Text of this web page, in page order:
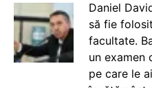
Daniel
să fie
facultate.
un examen
pe care le